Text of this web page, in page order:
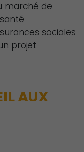
marché de
sociales
projet
AUX